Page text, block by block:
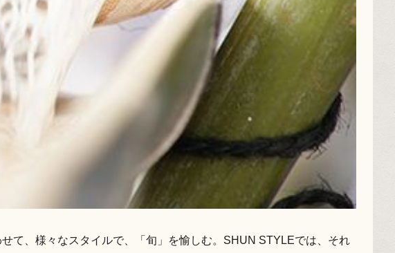
て、様々なスタイルで、「旬」を愉しむ。SHUN STYLEでは、それ